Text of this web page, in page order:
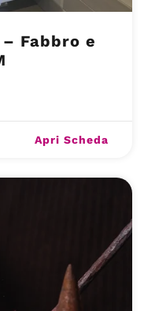
Fabbro e
Apri Scheda